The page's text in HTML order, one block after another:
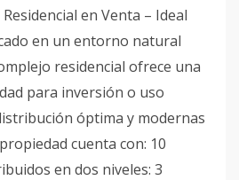
en Venta – Ideal
en un entorno natural
residencial ofrece una
para inversión o uso
óptima y modernas
cuenta con: 10
en dos niveles: 3